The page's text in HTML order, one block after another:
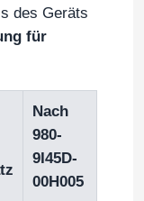
des Geräts
für
Nach
980-
9I45D-
00H005